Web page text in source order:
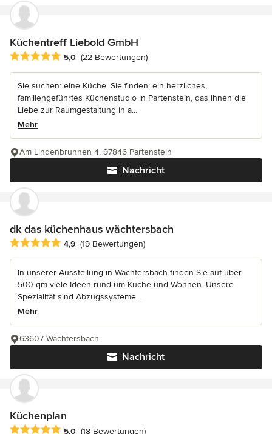
Küchentreff Liebold GmbH
Durchschnittliche Bewertung: 5 von 5 Sternen
5,0 (22 Bewertungen)
Sie suchen: eine Küche. Sie finden: ein herzliches,
familiengeführtes Küchenstudio in Partenstein, das Ihnen die
Liebe zur Raumgestaltung in a...
Mehr
Nachricht
Am Lindenbrunnen 4, 97846 Partenstein
dk das küchenhaus wächtersbach
Durchschnittliche Bewertung: 4.9 von 5 Sternen
4,9 (19 Bewertungen)
In unserer Ausstellung in Wächtersbach finden Sie auf über
500 qm viele Ideen rund um Küche und Wohnen. Unsere
Spezialität sind Abzugssysteme...
Mehr
Nachricht
63607 Wächtersbach
Küchenplan
Durchschnittliche Bewertung: 5 von 5 Sternen
5,0 (18 Bewertungen)